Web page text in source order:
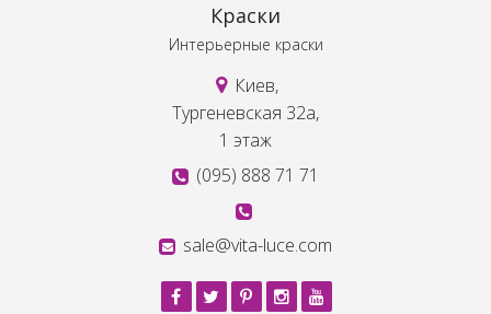
Краски
Интерьерные краски
Киев,
Тургеневская 32а,
1 этаж
(095) 888 71 71
sale@vita-luce.com